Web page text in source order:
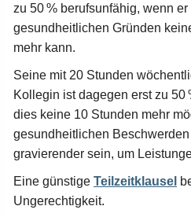
zu 50 % berufsunfähig, wenn
gesundheitlichen Gründen
mehr kann.
Seine mit 20 Stunden
Kollegin ist dagegen erst zu 50
dies keine 10 Stunden mehr
gesundheitlichen
gravierender sein, um
Eine günstige Teilzeitklausel
Ungerechtigkeit.